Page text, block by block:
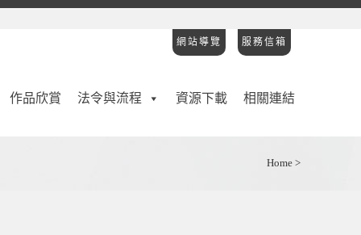
網站導覽 服務信箱
作品欣賞 法令與流程 資源下載 相關連結
Home >